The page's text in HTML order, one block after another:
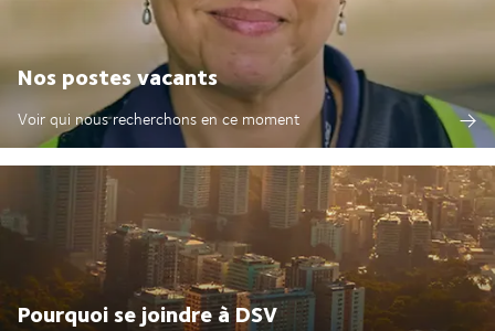
Nos postes vacants
Voir qui nous recherchons en ce moment
Pourquoi se joindre à DSV